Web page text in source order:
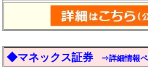
◆マネックス証券 ⇒詳細情報